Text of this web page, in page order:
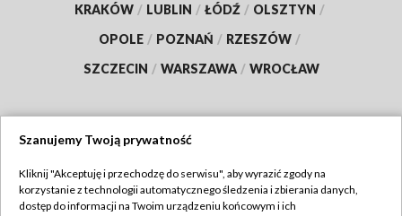
KRAKÓW / LUBLIN / ŁÓDŹ / OLSZTYN /
OPOLE / POZNAŃ / RZESZÓW /
SZCZECIN / WARSZAWA / WROCŁAW
TVP
Szanujemy Twoją prywatność
Kliknij "Akceptuję i przechodzę do serwisu", aby wyrazić zgody na
korzystanie z technologii automatycznego śledzenia i zbierania danych,
dostęp do informacji na Twoim urządzeniu końcowym i ich